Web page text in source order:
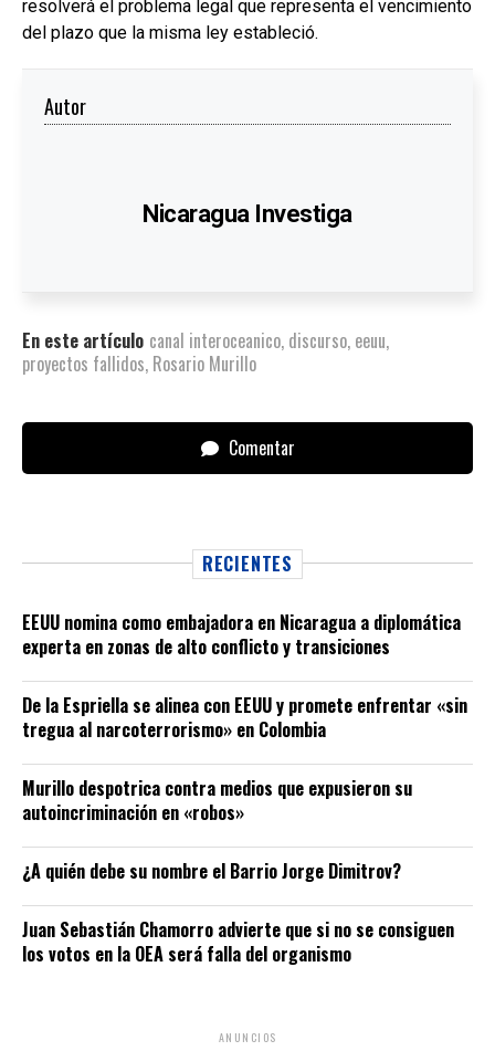
resolverá el problema legal que representa el vencimiento
del plazo que la misma ley estableció.
Autor
Nicaragua Investiga
En este artículo canal interoceanico, discurso, eeuu,
proyectos fallidos, Rosario Murillo
Comentar
RECIENTES
EEUU nomina como embajadora en Nicaragua a diplomática
experta en zonas de alto conflicto y transiciones
De la Espriella se alinea con EEUU y promete enfrentar «sin
tregua al narcoterrorismo» en Colombia
Murillo despotrica contra medios que expusieron su
autoincriminación en «robos»
¿A quién debe su nombre el Barrio Jorge Dimitrov?
Juan Sebastián Chamorro advierte que si no se consiguen
los votos en la OEA será falla del organismo
ANUNCIOS